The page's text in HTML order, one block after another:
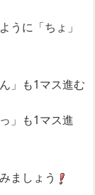
うに「ちょ」
」も1マス進む
」も1マス進
ましょう